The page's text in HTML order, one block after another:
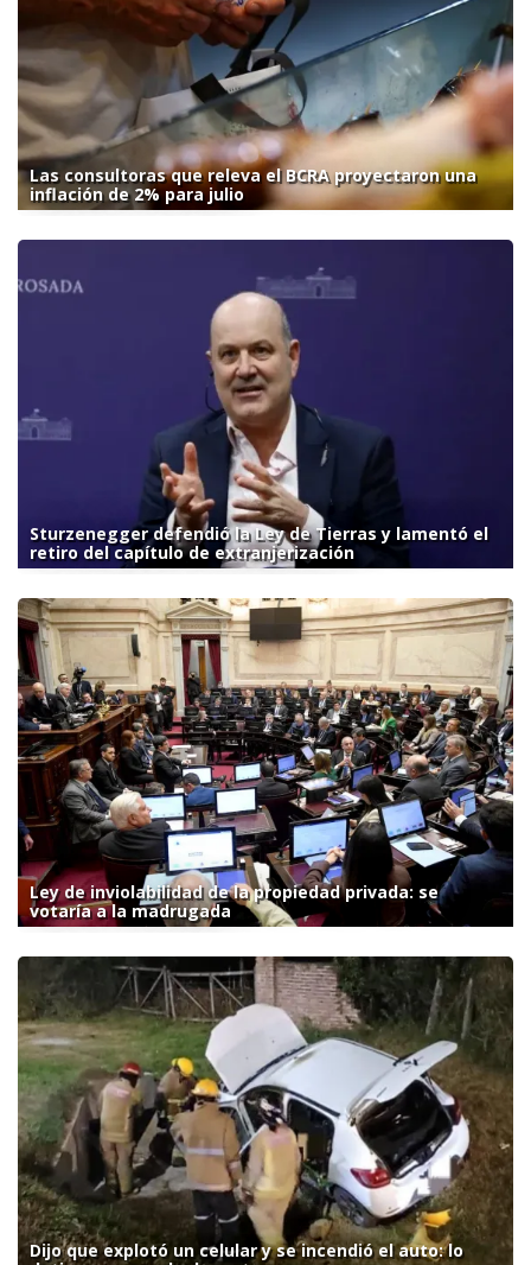
Las consultoras que releva el BCRA proyectaron una
inflación de 2% para julio
Sturzenegger defendió la Ley de Tierras y lamentó el
retiro del capítulo de extranjerización
Ley de inviolabilidad de la propiedad privada: se
votaría a la madrugada
Dijo que explotó un celular y se incendió el auto: lo